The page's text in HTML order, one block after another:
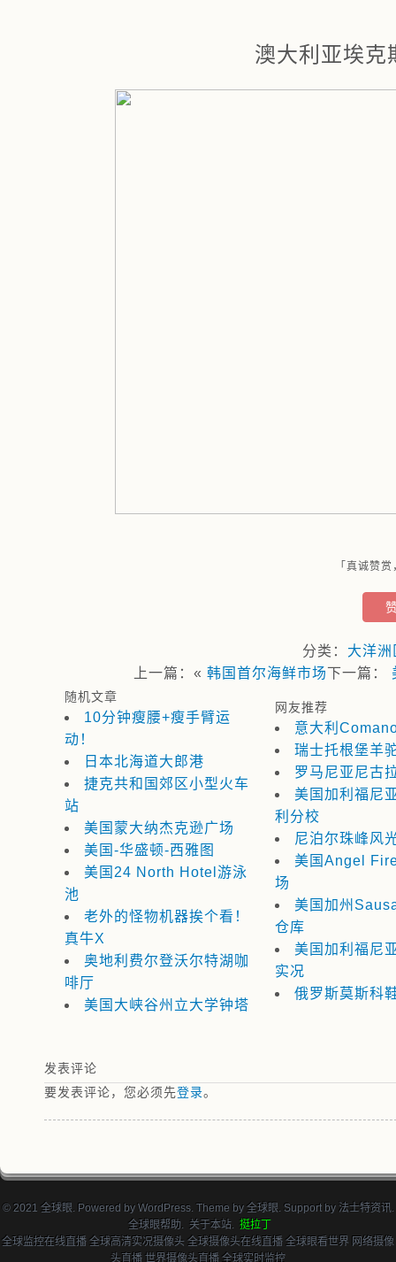
澳大利亚埃克
「真诚赞
分类： 大洋洲
上一篇：« 韩国首尔海鲜市场下一篇：
随机文章
10分钟瘦腰+瘦手臂运
动！
日本北海道大郎港
捷克共和国郊区小型火车
站
美国蒙大纳杰克逊广场
美国-华盛顿-西雅图
美国24 North Hotel游泳
池
老外的怪物机器挨个看！
真牛X
奥地利费尔登沃尔特湖咖
啡厅
美国大峡谷州立大学钟塔
网友推荐
意大利
瑞士托根堡羊
罗马尼亚尼古
美国加利福尼
利分校
尼泊尔珠峰风
美国Angel
场
美国加州
仓库
美国加利福尼
实况
俄罗斯莫斯科
发表评论
要发表评论，您必须先登录。
© 2021 全球眼. Powered by WordPress. Theme by 全球眼. Support by 法士特资讯.
全球眼帮助. 关于本站. 挺拉丁
全球监控在线直播 全球高清实况摄像头 全球摄像头在线直播 全球眼看世界 网络摄像
头直播 世界摄像头直播 全球实时监控